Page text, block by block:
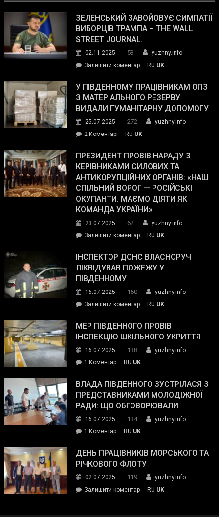
ЗЕЛЕНСЬКИЙ ЗАВОЙОВУЄ СИМПАТІЇ
ВИБОРЦІВ ТРАМПА – THE WALL
STREET JOURNAL.
02.11.2025 53
yuzhny.info
Залишити коментарon
завойовує
симпатії
виборців
The
Street
Journal.
RU UK
У ПІВДЕННОМУ ПРАЦІВНИКАМ ОПЗ
З МАТЕРІАЛЬНОГО РЕЗЕРВУ
ВИДАЛИ ГУМАНІТАРНУ ДОПОМОГУ
25.07.2025 272
yuzhny.info
2 Коментарі
Південному
працівникам
ОПЗ
з
матеріального
резерву
гуманітарну
допомогу
RU UK
ПРЕЗИДЕНТ ПРОВІВ НАРАДУ З
КЕРІВНИКАМИ СИЛОВИХ ТА
АНТИКОРУПЦІЙНИХ ОРГАНІВ: «НАШ
СПІЛЬНИЙ ВОРОГ — РОСІЙСЬКІ
ОКУПАНТИ. МАЄМО ДІЯТИ ЯК
КОМАНДА УКРАЇНИ»
23.07.2025 62
yuzhny.info
Залишити коментарon
провів
нараду
силових
та
органів:
«Наш
спільний
окупанти.
Маємо
діяти
команда
RU UK
ІНСПЕКТОР ДСНС ВЛАСНОРУЧ
ЛІКВІДУВАВ ПОЖЕЖУ У
ПІВДЕННОМУ
16.07.2025 150
yuzhny.info
Залишити коментарon
ДСНС
власноруч
пожежу
у
RU UK
МЕР ПІВДЕННОГО ПРОВІВ
ІНСПЕКЦІЮ ШКІЛЬНОГО УКРИТТЯ
16.07.2025 138
yuzhny.info
1 Коментардо
Південного
провів
інспекцію
укриття
RU UK
ВЛАДА ПІВДЕННОГО ЗУСТРІЛАСЯ З
ПРЕДСТАВНИКАМИ МОЛОДІЖНОЇ
РАДИ: ЩО ОБГОВОРЮВАЛИ
16.07.2025 134
yuzhny.info
1 Коментардо
Південного
зустрілася
представниками
молодіжної
RU UK
ДЕНЬ ПРАЦІВНИКІВ МОРСЬКОГО ТА
РІЧКОВОГО ФЛОТУ
02.07.2025 119
yuzhny.info
Залишити коментарon
RU UK